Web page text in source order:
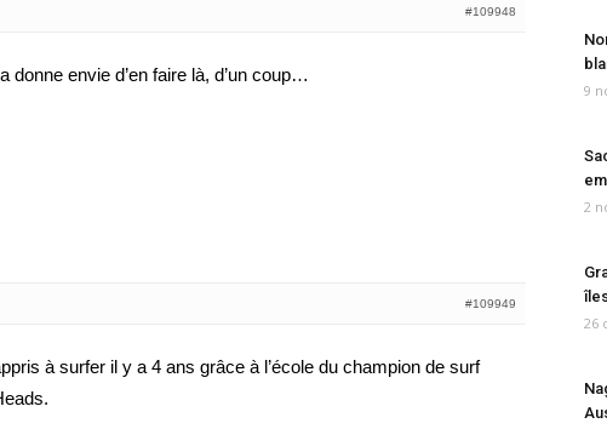
#109948
donne envie d’en faire là, d’un coup…
#109949
à surfer il y a 4 ans grâce à l’école du champion de surf
9
2
26